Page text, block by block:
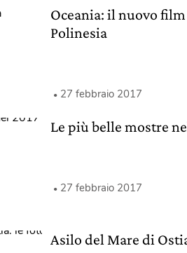
Oceania: il nuovo
Polinesia
27 febbraio 2017
Le più belle mostre
27 febbraio 2017
Asilo del Mare di